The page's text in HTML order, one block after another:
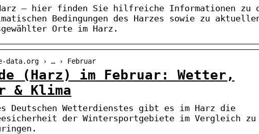
– hier finden Sie hilfreiche Informationen zu
Bedingungen des Harzes sowie zu
Orte im Harz.
› … › Februar
(Harz) im Februar: Wetter,
& Klima
Deutschen Wetterdienstes gibt es im Harz die
der Wintersportgebiete im Vergleich zu